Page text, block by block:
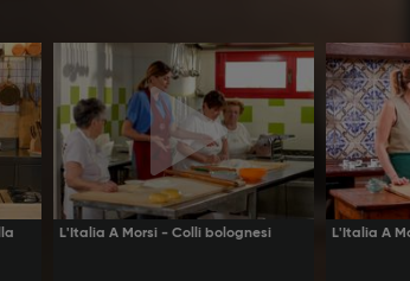
L'Italia A Morsi - Colli bolognesi L'Italia A